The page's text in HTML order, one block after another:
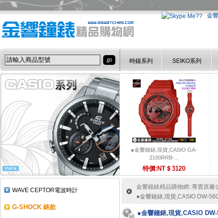
金
時鐘系列 SEIKO系列
●金響鐘錶,現貨,CASIO GA-
2100RRB-...
特價:NT＄3120
WAVE CEPTOR電波時計
G-SHOCK 錶款
金響鐘錶精品購物網::專賣原廠
●金響鐘錶,現貨,CASIO DW-
●金響鐘錶,現貨,CASIO